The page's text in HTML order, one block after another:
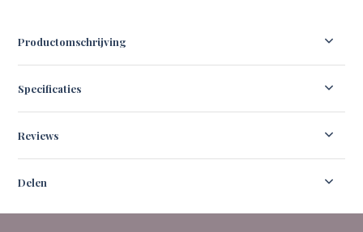
Productomschrijving
Specificaties
Reviews
Delen